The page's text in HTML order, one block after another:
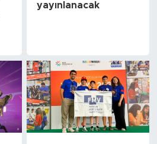
yayınlanacak